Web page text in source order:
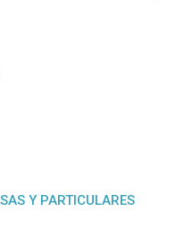
Y PARTICULARES